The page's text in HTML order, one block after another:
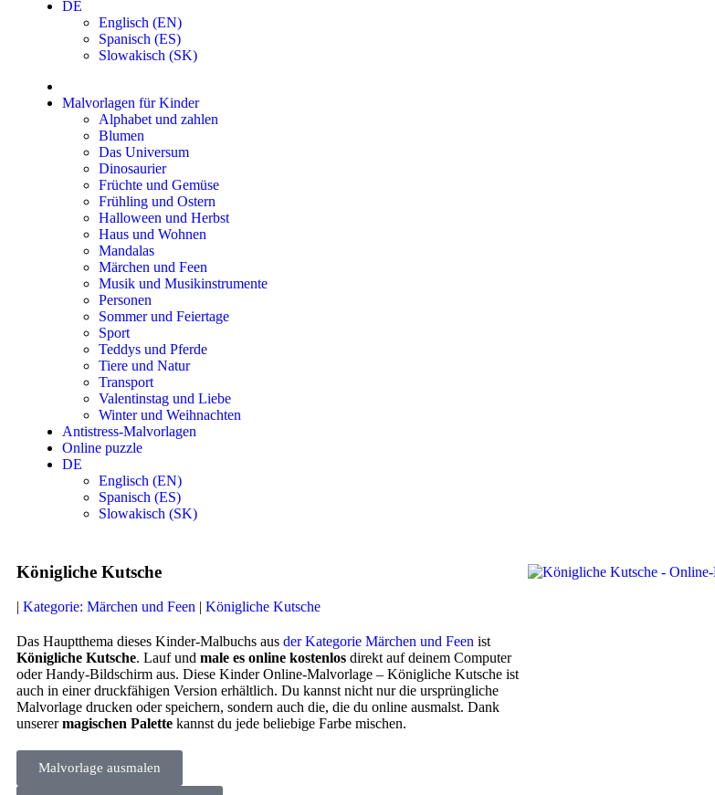
DE
Englisch (EN)
Spanisch (ES)
Slowakisch (SK)
Malvorlagen für Kinder
Alphabet und zahlen
Blumen
Das Universum
Dinosaurier
Früchte und Gemüse
Frühling und Ostern
Halloween und Herbst
Haus und Wohnen
Mandalas
Märchen und Feen
Musik und Musikinstrumente
Personen
Sommer und Feiertage
Sport
Teddys und Pferde
Tiere und Natur
Transport
Valentinstag und Liebe
Winter und Weihnachten
Antistress-Malvorlagen
Online puzzle
DE
Englisch (EN)
Spanisch (ES)
Slowakisch (SK)
Königliche Kutsche
| Kategorie: Märchen und Feen | Königliche Kutsche
Das Hauptthema dieses Kinder-Malbuchs aus der Kategorie Märchen und Feen ist
Königliche Kutsche. Lauf und male es online kostenlos direkt auf deinem Computer
oder Handy-Bildschirm aus. Diese Kinder Online-Malvorlage – Königliche Kutsche ist
auch in einer druckfähigen Version erhältlich. Du kannst nicht nur die ursprüngliche
Malvorlage drucken oder speichern, sondern auch die, die du online ausmalst. Dank
unserermagischen Palette kannst du jede beliebige Farbe mischen.
Malvorlage ausmalen